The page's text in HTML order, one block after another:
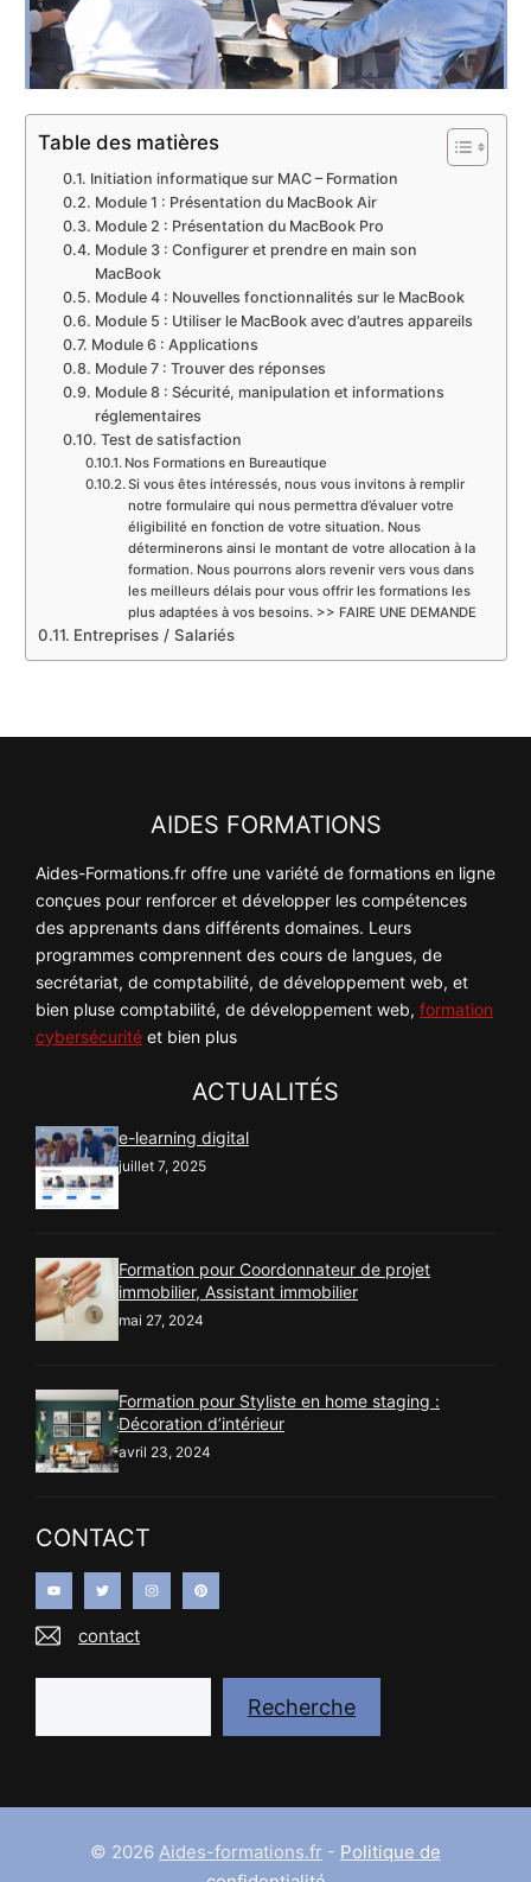
Table des matières
Initiation informatique sur MAC – Formation
Module 1 : Présentation du MacBook Air
Module 2 : Présentation du MacBook Pro
Module 3 : Configurer et prendre en main son
MacBook
Module 4 : Nouvelles fonctionnalités sur le MacBook
Module 5 : Utiliser le MacBook avec d’autres appareils
Module 6 : Applications
Module 7 : Trouver des réponses
Module 8 : Sécurité, manipulation et informations
réglementaires
Test de satisfaction
Nos Formations en Bureautique
Si vous êtes intéressés, nous vous invitons à remplir
notre formulaire qui nous permettra d’évaluer votre
éligibilité en fonction de votre situation. Nous
déterminerons ainsi le montant de votre allocation à la
formation. Nous pourrons alors revenir vers vous dans
les meilleurs délais pour vous offrir les formations les
plus adaptées à vos besoins. >> FAIRE UNE DEMANDE
Entreprises / Salariés
AIDES FORMATIONS
Aides-Formations.fr offre une variété de formations en ligne
conçues pour renforcer et développer les compétences
des apprenants dans différents domaines. Leurs
programmes comprennent des cours de langues, de
secrétariat, de comptabilité, de développement web, et
bien pluse comptabilité, de développement web, formation
cybersécurité et bien plus
ACTUALITÉS
e-learning digital
juillet 7, 2025
Formation pour Coordonnateur de projet
immobilier, Assistant immobilier
mai 27, 2024
Formation pour Styliste en home staging :
Décoration d’intérieur
avril 23, 2024
CONTACT
contact
Recherche
© 2026 Aides-formations.fr - Politique de